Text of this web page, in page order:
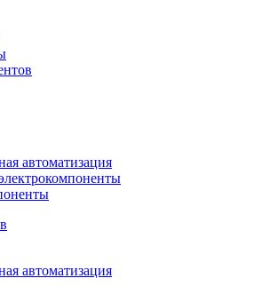
автоматизация
автоматизация